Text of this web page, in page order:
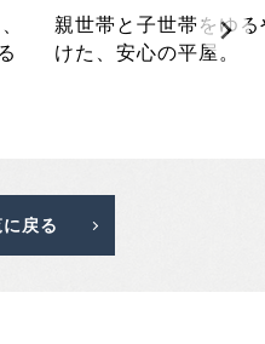
親世帯と子世帯をゆ
けた、安心の平屋。
戻る